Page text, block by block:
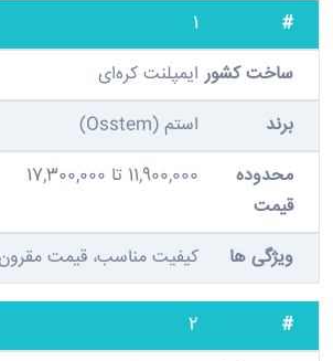
1
ایمپلنت کره‌ای
استم (Osstem)
11,900,000 تا 17,300,000
کیفیت مناسب، قیمت
2